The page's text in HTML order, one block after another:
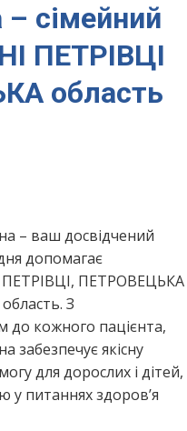
– сімейний
ПЕТРІВЦІ
область
– ваш досвідчений
допомагає
ПЕТРОВЕЦЬКА
З
до кожного пацієнта,
забезпечує якісну
для дорослих і дітей,
питаннях здоров’я